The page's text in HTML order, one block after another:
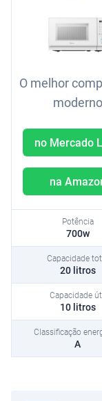
O melhor
moderno
no Mercado
na
Potência
700w
Capacidade
20 litros
Capacidade
10 litros
Classificação
A